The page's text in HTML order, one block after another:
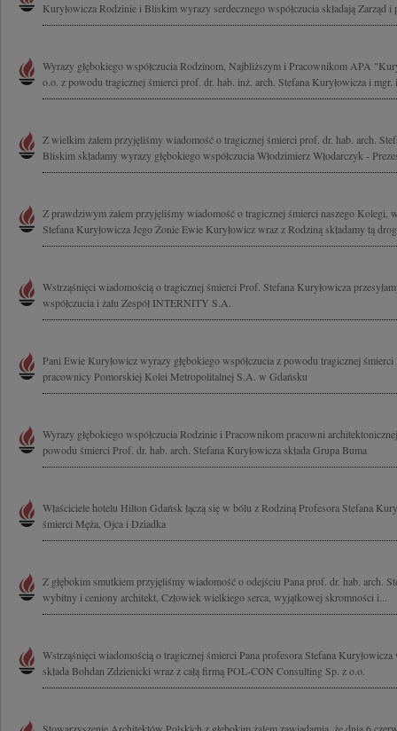
Kuryłowicza Rodzinie i Bliskim wyrazy serdecznego współczucia składają Zarząd i
Wyrazy głębokiego współczucia Rodzinom, Najbliższym i Pracownikom APA
o.o. z powodu tragicznej śmierci prof. dr. hab. inż. arch. Stefana Kuryłowicza i mgr.
Z wielkim żalem przyjęliśmy wiadomość o tragicznej śmierci prof. dr. hab. arch.
Bliskim składamy wyrazy głębokiego współczucia Włodzimierz Włodarczyk -
Z prawdziwym żalem przyjęliśmy wiadomość o tragicznej śmierci naszego Kolegi,
Stefana Kuryłowicza Jego Żonie Ewie Kuryłowicz wraz z Rodziną składamy tą
Wstrząśnięci wiadomością o tragicznej śmierci Prof. Stefana Kuryłowicza
współczucia i żalu Zespół INTERNITY S.A.
Pani Ewie Kuryłowicz wyrazy głębokiego współczucia z powodu tragicznej śmierci
pracownicy Pomorskiej Kolei Metropolitalnej S.A. w Gdańsku
Wyrazy głębokiego współczucia Rodzinie i Pracownikom pracowni
powodu śmierci Prof. dr. hab. arch. Stefana Kuryłowicza składa Grupa Buma
Właściciele hotelu Hilton Gdańsk łączą się w bólu z Rodziną Profesora Stefana
śmierci Męża, Ojca i Dziadka
Z głębokim smutkiem przyjęliśmy wiadomość o odejściu Pana prof. dr. hab. arch.
wybitny i ceniony architekt, Człowiek wielkiego serca, wyjątkowej skromności i...
Wstrząśnięci wiadomością o tragicznej śmierci Pana profesora Stefana Kuryłowicza
składa Bohdan Zdzienicki wraz z całą firmą POL-CON Consulting Sp. z o.o.